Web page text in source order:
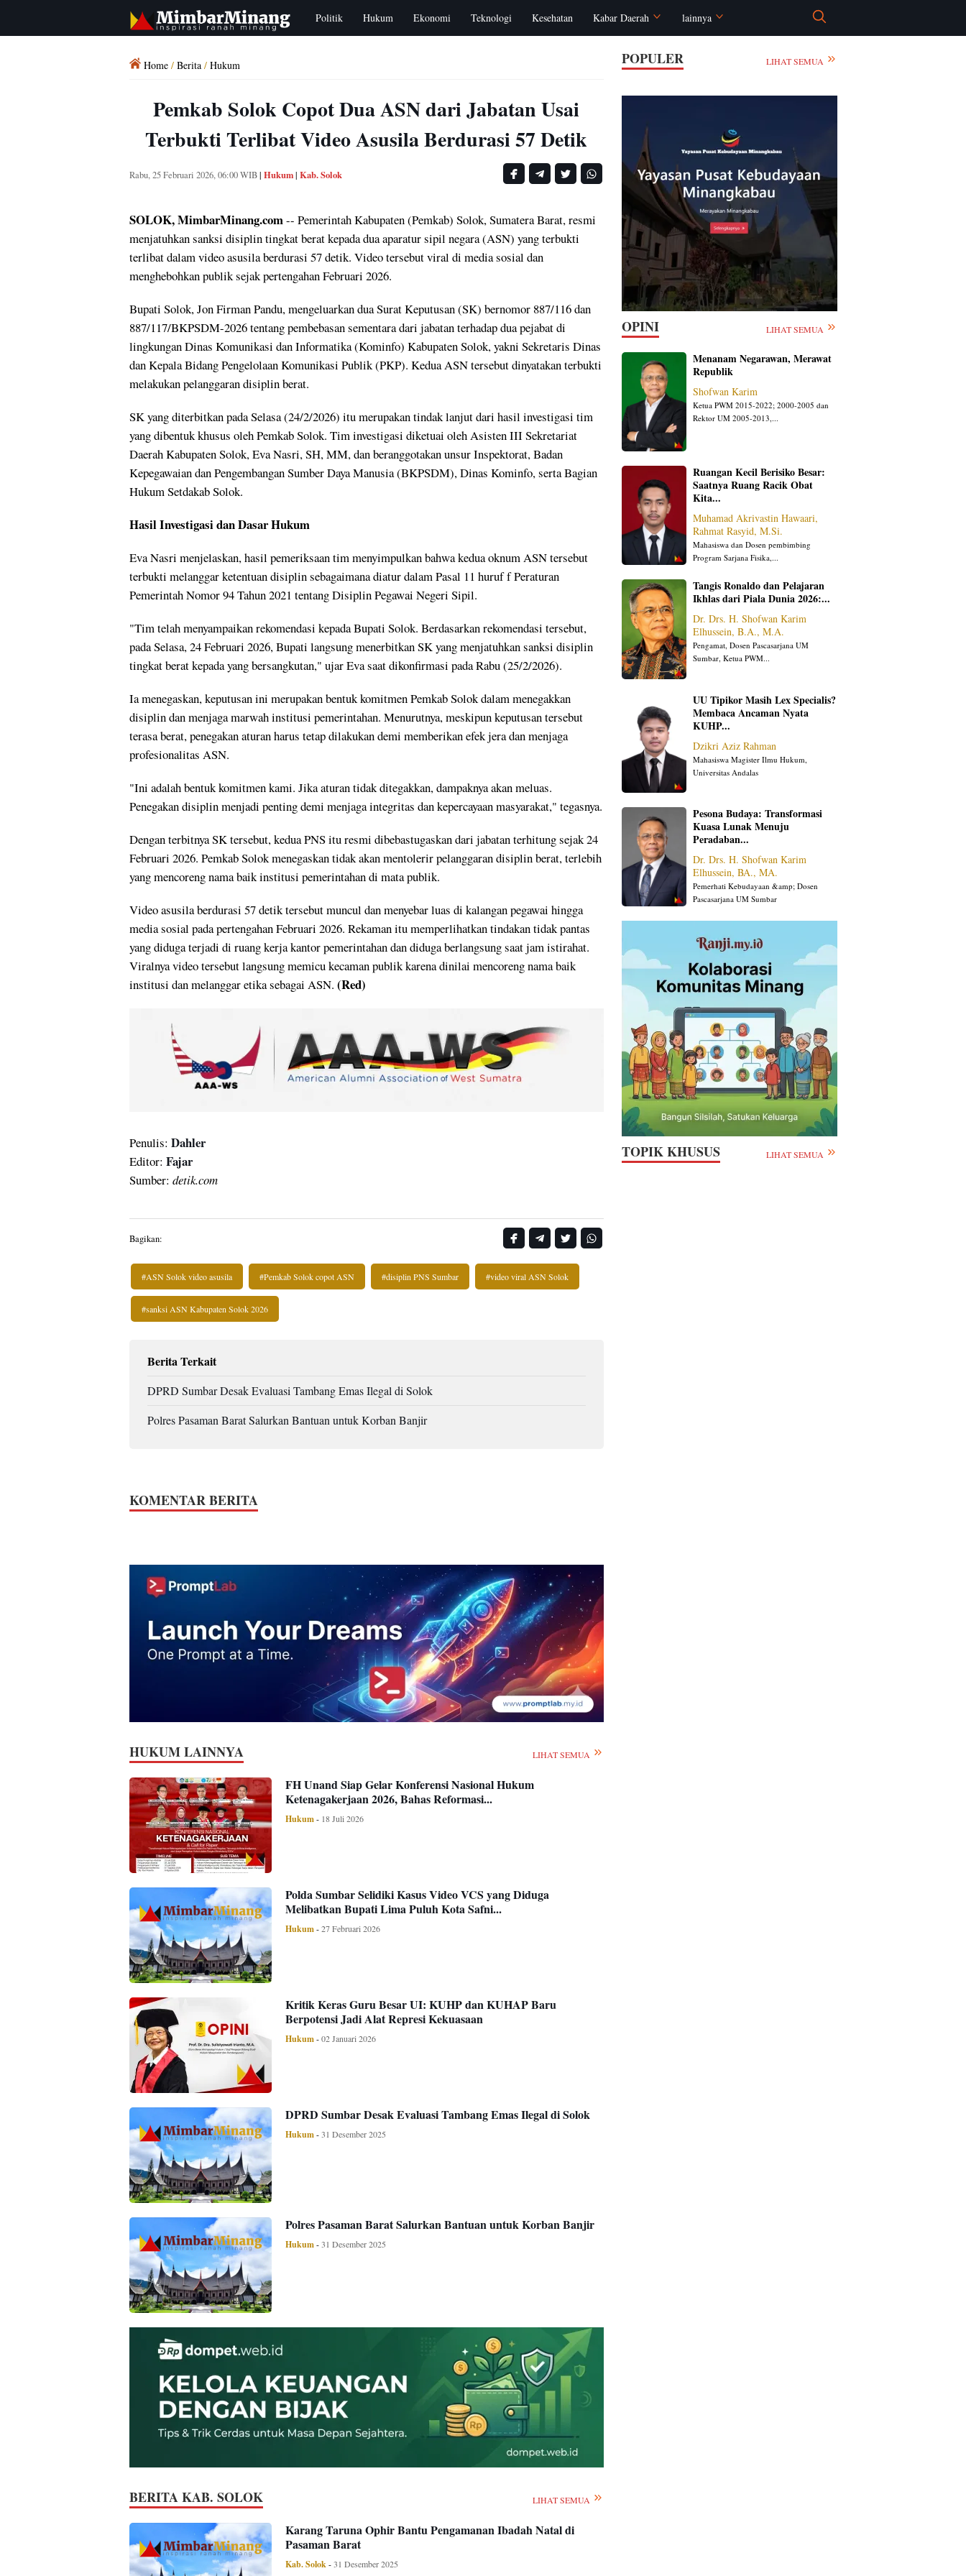
Politik Hukum Ekonomi Teknologi Kesehatan Kabar Daerah lainnya
Home/ Berita/ Hukum
Pemkab Solok Copot Dua ASN dari Jabatan Usai
Terbukti Terlibat Video Asusila Berdurasi 57 Detik
Rabu, 25 Februari 2026, 06:00 WIB| Hukum| Kab. Solok
SOLOK, MimbarMinang.com-- Pemerintah Kabupaten (Pemkab) Solok, Sumatera Barat, resmi
menjatuhkan sanksi disiplin tingkat berat kepada dua aparatur sipil negara (ASN) yang terbukti
terlibat dalam video asusila berdurasi 57 detik. Video tersebut viral di media sosial dan
menghebohkan publik sejak pertengahan Februari 2026.
Bupati Solok, Jon Firman Pandu, mengeluarkan dua Surat Keputusan (SK) bernomor 887/116 dan
887/117/BKPSDM-2026 tentang pembebasan sementara dari jabatan terhadap dua pejabat di
lingkungan Dinas Komunikasi dan Informatika (Kominfo) Kabupaten Solok, yakni Sekretaris Dinas
dan Kepala Bidang Pengelolaan Komunikasi Publik (PKP). Kedua ASN tersebut dinyatakan terbukti
melakukan pelanggaran disiplin berat.
SK yang diterbitkan pada Selasa (24/2/2026) itu merupakan tindak lanjut dari hasil investigasi tim
yang dibentuk khusus oleh Pemkab Solok. Tim investigasi diketuai oleh Asisten III Sekretariat
Daerah Kabupaten Solok, Eva Nasri, SH, MM, dan beranggotakan unsur Inspektorat, Badan
Kepegawaian dan Pengembangan Sumber Daya Manusia (BKPSDM), Dinas Kominfo, serta Bagian
Hukum Setdakab Solok.
Hasil Investigasi dan Dasar Hukum
Eva Nasri menjelaskan, hasil pemeriksaan tim menyimpulkan bahwa kedua oknum ASN tersebut
terbukti melanggar ketentuan disiplin sebagaimana diatur dalam Pasal 11 huruf f Peraturan
Pemerintah Nomor 94 Tahun 2021 tentang Disiplin Pegawai Negeri Sipil.
"Tim telah menyampaikan rekomendasi kepada Bupati Solok. Berdasarkan rekomendasi tersebut,
pada Selasa, 24 Februari 2026, Bupati langsung menerbitkan SK yang menjatuhkan sanksi disiplin
tingkat berat kepada yang bersangkutan," ujar Eva saat dikonfirmasi pada Rabu (25/2/2026).
Ia menegaskan, keputusan ini merupakan bentuk komitmen Pemkab Solok dalam menegakkan
disiplin dan menjaga marwah institusi pemerintahan. Menurutnya, meskipun keputusan tersebut
terasa berat, penegakan aturan harus tetap dilakukan demi memberikan efek jera dan menjaga
profesionalitas ASN.
"Ini adalah bentuk komitmen kami. Jika aturan tidak ditegakkan, dampaknya akan meluas.
Penegakan disiplin menjadi penting demi menjaga integritas dan kepercayaan masyarakat," tegasnya.
Dengan terbitnya SK tersebut, kedua PNS itu resmi dibebastugaskan dari jabatan terhitung sejak 24
Februari 2026. Pemkab Solok menegaskan tidak akan mentolerir pelanggaran disiplin berat, terlebih
yang mencoreng nama baik institusi pemerintahan di mata publik.
Video asusila berdurasi 57 detik tersebut muncul dan menyebar luas di kalangan pegawai hingga
media sosial pada pertengahan Februari 2026. Rekaman itu memperlihatkan tindakan tidak pantas
yang diduga terjadi di ruang kerja kantor pemerintahan dan diduga berlangsung saat jam istirahat.
Viralnya video tersebut langsung memicu kecaman publik karena dinilai mencoreng nama baik
institusi dan melanggar etika sebagai ASN. (Red)
Penulis: Dahler
Editor: Fajar
Sumber: detik.com
Bagikan:
#ASN Solok video asusila #Pemkab Solok copot ASN #disiplin PNS Sumbar #video viral ASN Solok
#sanksi ASN Kabupaten Solok 2026
Berita Terkait
DPRD Sumbar Desak Evaluasi Tambang Emas Ilegal di Solok
Polres Pasaman Barat Salurkan Bantuan untuk Korban Banjir
KOMENTAR BERITA
HUKUM LAINNYA LIHAT SEMUA
FH Unand Siap Gelar Konferensi Nasional Hukum
Ketenagakerjaan 2026, Bahas Reformasi...
Hukum- 18 Juli 2026
Polda Sumbar Selidiki Kasus Video VCS yang Diduga
Melibatkan Bupati Lima Puluh Kota Safni...
Hukum-27 Februari 2026
Kritik Keras Guru Besar UI: KUHP dan KUHAP Baru
Berpotensi Jadi Alat Represi Kekuasaan
Hukum-02 Januari 2026
DPRD Sumbar Desak Evaluasi Tambang Emas Ilegal di Solok
Hukum-31 Desember 2025
Polres Pasaman Barat Salurkan Bantuan untuk Korban Banjir
Hukum-31 Desember 2025
BERITA KAB. SOLOK LIHAT SEMUA
Karang Taruna Ophir Bantu Pengamanan Ibadah Natal di
Pasaman Barat
Kab. Solok-31 Desember 2025
POPULER LIHAT SEMUA
OPINI LIHAT SEMUA
Menanam Negarawan, Merawat
Republik
Shofwan Karim
Ketua PWM 2015-2022; 2000-2005 dan
Rektor UM 2005-2013,...
Ruangan Kecil Berisiko Besar:
Saatnya Ruang Racik Obat
Kita...
Muhamad Akrivastin Hawaari,
Rahmat Rasyid, M.Si.
Mahasiswa dan Dosen pembimbing
Program Sarjana Fisika,...
Tangis Ronaldo dan Pelajaran
Ikhlas dari Piala Dunia 2026:...
Dr. Drs. H. Shofwan Karim
Elhussein, B.A., M.A.
Pengamat, Dosen Pascasarjana UM
Sumbar, Ketua PWM...
UU Tipikor Masih Lex Specialis?
Membaca Ancaman Nyata
KUHP...
Dzikri Aziz Rahman
Mahasiswa Magister Ilmu Hukum,
Universitas Andalas
Pesona Budaya: Transformasi
Kuasa Lunak Menuju
Peradaban...
Dr. Drs. H. Shofwan Karim
Elhussein, BA., MA.
Pemerhati Kebudayaan &amp; Dosen
Pascasarjana UM Sumbar
TOPIK KHUSUS LIHAT SEMUA